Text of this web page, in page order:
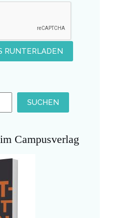
SUCHEN
Campusverlag